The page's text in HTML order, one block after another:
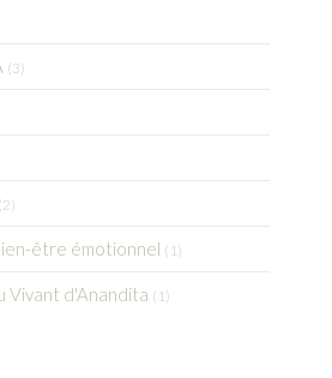
(3)
(2)
être émotionnel (1)
Vivant d'Anandita (1)